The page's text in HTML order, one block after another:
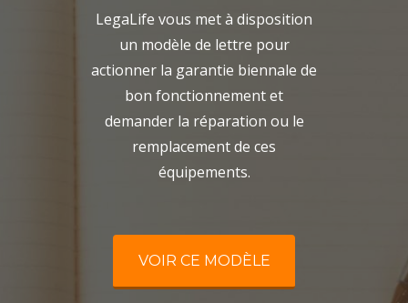
LegaLife vous met à disposition
un modèle de lettre pour
actionner la garantie biennale de
bon fonctionnement et
demander la réparation ou le
remplacement de ces
équipements.
VOIR CE MODÈLE